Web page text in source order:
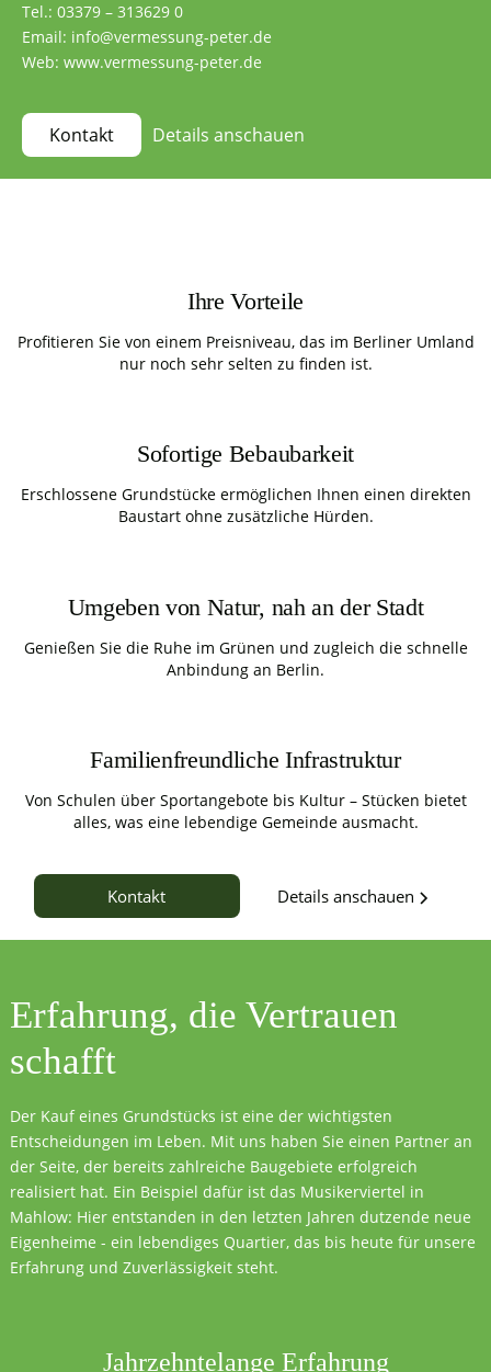
Tel.: 03379 – 313629 0
Email: info@vermessung-peter.de
Web: www.vermessung-peter.de
Kontakt Details anschauen
Ihre Vorteile
Profitieren Sie von einem Preisniveau, das im Berliner Umland
nur noch sehr selten zu finden ist.
Sofortige Bebaubarkeit
Erschlossene Grundstücke ermöglichen Ihnen einen direkten
Baustart ohne zusätzliche Hürden.
Umgeben von Natur, nah an der Stadt
Genießen Sie die Ruhe im Grünen und zugleich die schnelle
Anbindung an Berlin.
Familienfreundliche Infrastruktur
Von Schulen über Sportangebote bis Kultur – Stücken bietet
alles, was eine lebendige Gemeinde ausmacht.
Kontakt Details anschauen
Erfahrung, die Vertrauen
schafft
Der Kauf eines Grundstücks ist eine der wichtigsten
Entscheidungen im Leben. Mit uns haben Sie einen Partner an
der Seite, der bereits zahlreiche Baugebiete erfolgreich
realisiert hat. Ein Beispiel dafür ist das Musikerviertel in
Mahlow: Hier entstanden in den letzten Jahren dutzende neue
Eigenheime - ein lebendiges Quartier, das bis heute für unsere
Erfahrung und Zuverlässigkeit steht.
Jahrzehntelange Erfahrung